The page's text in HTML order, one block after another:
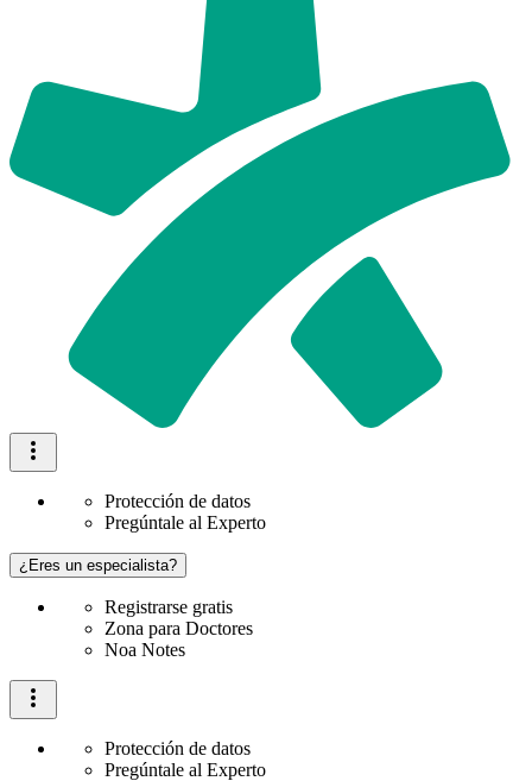
Protección de datos
Pregúntale al Experto
¿Eres un especialista?
Registrarse gratis
Zona para Doctores
Noa Notes
Protección de datos
Pregúntale al Experto